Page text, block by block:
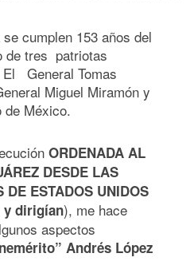
cumplen 153 años del
de tres patriotas
El General Tomas
Miguel Miramón y
de México.
ORDENADA AL
DESDE LAS
DE ESTADOS UNIDOS
y dirigían), me hace
aspectos
Andrés López